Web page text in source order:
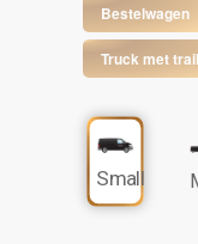
Bestelwagen
Truck met
Small